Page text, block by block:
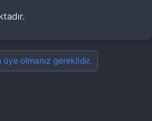
olmanız gereklidir.